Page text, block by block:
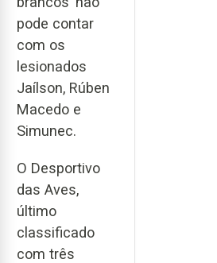
pode contar
com os
lesionados
Jaílson, Rúben
Macedo e
Simunec.
O Desportivo
das Aves,
último
classificado
com três